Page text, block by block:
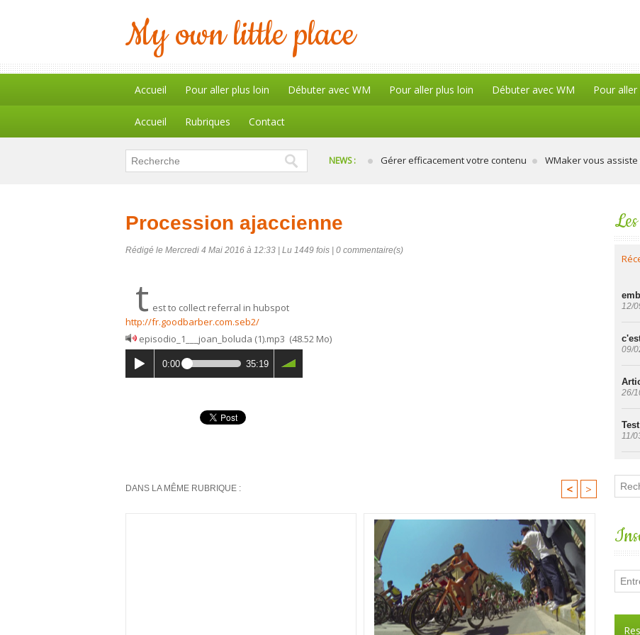
My own little place
Accueil Pour aller plus loin Débuter avec WM Pour aller plus loin Débuter avec WM Pour
Accueil Rubriques Contact
NEWS : Gérer efficacement votre contenu WMaker vous
Procession ajaccienne
Rédigé le Mercredi 4 Mai 2016 à 12:33 | Lu 1449 fois | 0 commentaire(s)
t est to collect referral in hubspot
http://fr.goodbarber.com.seb2/
episodio_1___joan_boluda (1).mp3 (48.52 Mo)
0:00 35:19
DANS LA MÊME RUBRIQUE : < >
12/
09/
26/
11/